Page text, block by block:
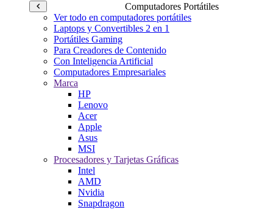
Computadores Portátiles
Ver todo en computadores portátiles
Laptops y Convertibles 2 en 1
Portátiles Gaming
Para Creadores de Contenido
Con Inteligencia Artificial
Computadores Empresariales
Marca
HP
Lenovo
Acer
Apple
Asus
MSI
Procesadores y Tarjetas Gráficas
Intel
AMD
Nvidia
Snapdragon